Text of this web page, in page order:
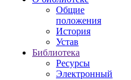
Общие
положения
История
Устав
Библиотека
Ресурсы
Электронный